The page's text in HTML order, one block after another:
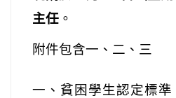
主任 。
附件包含一、二、三
一、貧困學生認定標準